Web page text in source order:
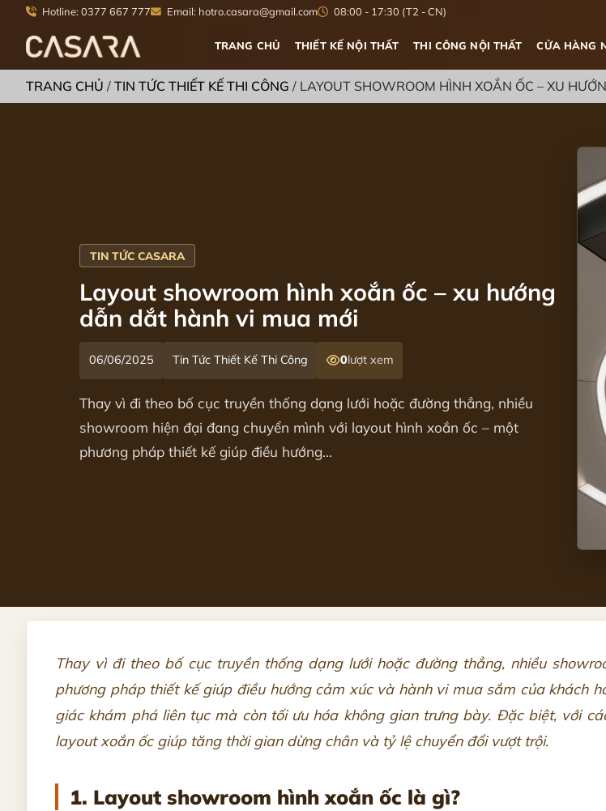
Hotline: 0377 667 777 Email: hotro.casara@gmail.com 08:00 - 17:30 (T2 - CN)
TRANG CHỦ THIẾT KẾ NỘI THẤT THI CÔNG NỘI THẤT CỬA HÀNG
TRANG CHỦ / TIN TỨC THIẾT KẾ THI CÔNG / LAYOUT SHOWROOM HÌNH XOẮN ỐC – XU
Layout showroom hình xoắn ốc – xu hướng
dẫn dắt hành vi mua mới
06/06/2025 Tin Tức Thiết Kế Thi Công 0lượt xem
Thay vì đi theo bố cục truyền thống dạng lưới hoặc đường thẳng, nhiều
showroom hiện đại đang chuyển mình với layout hình xoắn ốc – một
phương pháp thiết kế giúp điều hướng...
Thay vì đi theo bố cục truyền thống dạng lưới hoặc đường thẳng, nhiều
phương pháp thiết kế giúp điều hướng cảm xúc và hành vi mua sắm của khách
giác khám phá liên tục mà còn tối ưu hóa không gian trưng bày. Đặc biệt, với
layout xoắn ốc giúp tăng thời gian dừng chân và tỷ lệ chuyển đổi vượt trội.
1. Layout showroom hình xoắn ốc là gì?